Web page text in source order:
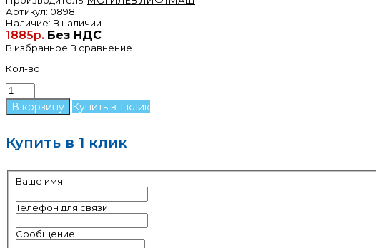
Артикул: 0898
Наличие: В наличии
1885р. Без НДС
В избранное В сравнение
Кол-во
Купить в 1 клик
Купить в 1 клик
Ваше имя
Телефон для связи
Сообщение